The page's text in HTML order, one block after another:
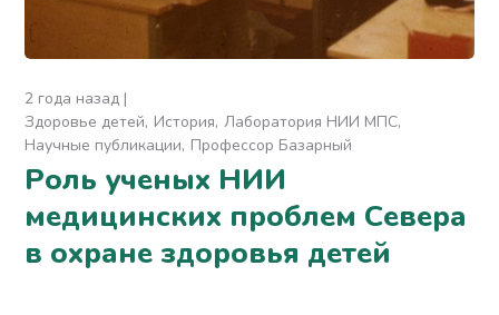
2 года назад
Здоровье детей История Лаборатория НИИ МПС
Научные публикации Профессор Базарный
Роль ученых НИИ
медицинских проблем Севера
в охране здоровья детей